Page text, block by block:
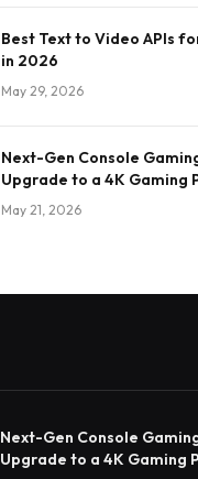
Best Text to Video APIs
in 2026
May 29, 2026
Next-Gen Console
Upgrade to a 4K Gaming
May 21, 2026
Next-Gen Console
Upgrade to a 4K Gaming